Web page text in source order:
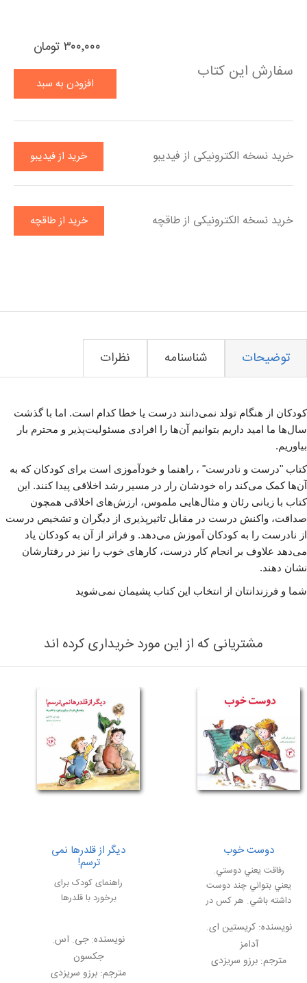
سفارش این کتاب
۳۰۰٬۰۰۰ تومان
افزودن به سبد
خرید نسخه الکترونیکی از فیدیبو خرید از فیدیبو
خرید نسخه الکترونیکی از طاقچه خرید از طاقچه
توضیحات شناسنامه نظرات
کودکان از هنگام تولد نمی‌دانند درست یا خطا کدام است. اما با گذشت
سال‌ها ما امید داریم بتوانیم آن‌ها را افرادی مسئولیت‌پذیر و محترم بار
بیاوریم.
کتاب "درست و نادرست" ، راهنما و خودآموزی است برای کودکان که به
آن‌ها کمک می‌کند راه خودشان رار در مسیر رشد اخلاقی پیدا کنند. این
کتاب با زبانی رئان و مثال‌هایی ملموس، ارزش‌های اخلاقی همچون
صداقت، واکنش درست در مقابل تاثیرپذیری از دیگران و تشخیص درست
از نادرست را به کودکان آموزش می‌دهد. و فراتر از آن به کودکان یاد
می‌دهد علاوف بر انجام کار درست، کارهای خوب را نیز در رفتارشان
نشان دهند.
شما و فرزندانتان از انتخاب این کتاب پشیمان نمی‌شوید
مشتریانی که از این مورد خریداری کرده اند
دوست خوب
رفاقت يعني دوستي.
يعني بتواني چند دوست
داشته باشي. هر كس در
نياز دارد.نویسنده:کریستین ای.
آدامز
مترجم: برزو سریزدی
دیگر از قلدرها نمی
ترسم!
راهنمای کودک برای
برخورد با قلدرها
نویسنده:جی. اس.
جکسون
مترجم: برزو سریزدی